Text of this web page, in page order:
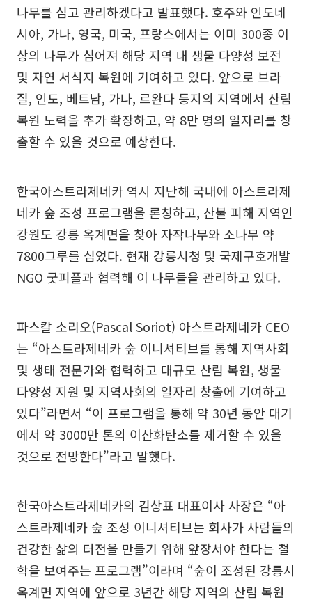
나무를 심고 관리하겠다고 발표했다. 호주와 인도네
시아, 가나, 영국, 미국, 프랑스에서는 이미 300종 이
상의 나무가 심어져 해당 지역 내 생물 다양성 보전
및 자연 서식지 복원에 기여하고 있다. 앞으로 브라
질, 인도, 베트남, 가나, 르완다 등지의 지역에서 산림
복원 노력을 추가 확장하고, 약 8만 명의 일자리를 창
출할 수 있을 것으로 예상한다.
한국아스트라제네카 역시 지난해 국내에 아스트라제
네카 숲 조성 프로그램을 론칭하고, 산불 피해 지역인
강원도 강릉 옥계면을 찾아 자작나무와 소나무 약
7800그루를 심었다. 현재 강릉시청 및 국제구호개발
NGO 굿피플과 협력해 이 나무들을 관리하고 있다.
파스칼 소리오(Pascal Soriot) 아스트라제네카 CEO
는 “아스트라제네카 숲 이니셔티브를 통해 지역사회
및 생태 전문가와 협력하고 대규모 산림 복원, 생물
다양성 지원 및 지역사회의 일자리 창출에 기여하고
있다”라면서 “이 프로그램을 통해 약 30년 동안 대기
에서 약 3000만 톤의 이산화탄소를 제거할 수 있을
것으로 전망한다”라고 말했다.
한국아스트라제네카의 김상표 대표이사 사장은 “아
스트라제네카 숲 조성 이니셔티브는 회사가 사람들의
건강한 삶의 터전을 만들기 위해 앞장서야 한다는 철
학을 보여주는 프로그램”이라며 “숲이 조성된 강릉시
옥계면 지역에 앞으로 3년간 해당 지역의 산림 복원